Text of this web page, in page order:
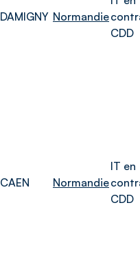
DAMIGNY Normandie
CDD
CAEN Normandie
IT en
CDD